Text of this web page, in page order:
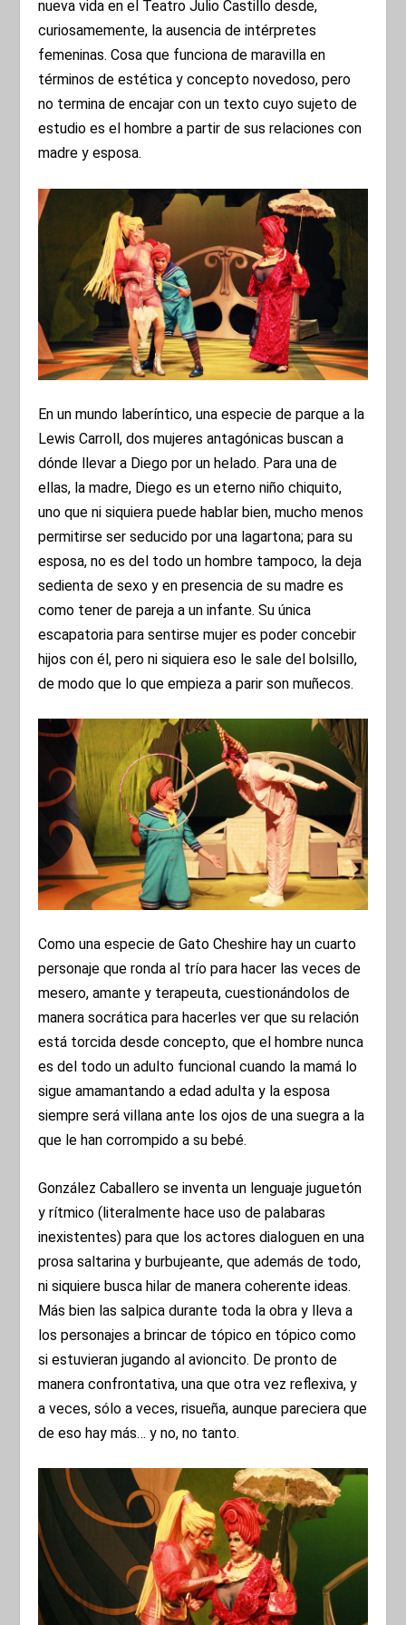
nueva vida en el Teatro Julio Castillo desde,
curiosamemente, la ausencia de intérpretes
femeninas. Cosa que funciona de maravilla en
términos de estética y concepto novedoso, pero
no termina de encajar con un texto cuyo sujeto de
estudio es el hombre a partir de sus relaciones con
madre y esposa.
En un mundo laberíntico, una especie de parque a la
Lewis Carroll, dos mujeres antagónicas buscan a
dónde llevar a Diego por un helado. Para una de
ellas, la madre, Diego es un eterno niño chiquito,
uno que ni siquiera puede hablar bien, mucho menos
permitirse ser seducido por una lagartona; para su
esposa, no es del todo un hombre tampoco, la deja
sedienta de sexo y en presencia de su madre es
como tener de pareja a un infante. Su única
escapatoria para sentirse mujer es poder concebir
hijos con él, pero ni siquiera eso le sale del bolsillo,
de modo que lo que empieza a parir son muñecos.
Como una especie de Gato Cheshire hay un cuarto
personaje que ronda al trío para hacer las veces de
mesero, amante y terapeuta, cuestionándolos de
manera socrática para hacerles ver que su relación
está torcida desde concepto, que el hombre nunca
es del todo un adulto funcional cuando la mamá lo
sigue amamantando a edad adulta y la esposa
siempre será villana ante los ojos de una suegra a la
que le han corrompido a su bebé.
González Caballero se inventa un lenguaje juguetón
y rítmico (literalmente hace uso de palabaras
inexistentes) para que los actores dialoguen en una
prosa saltarina y burbujeante, que además de todo,
ni siquiere busca hilar de manera coherente ideas.
Más bien las salpica durante toda la obra y lleva a
los personajes a brincar de tópico en tópico como
si estuvieran jugando al avioncito. De pronto de
manera confrontativa, una que otra vez reflexiva, y
a veces, sólo a veces, risueña, aunque pareciera que
de eso hay más… y no, no tanto.